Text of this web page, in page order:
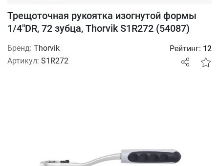
Трещоточная рукоятка изогнутой формы
1/4"DR, 72 зубца, Thorvik S1R272 (54087)
Бренд: Thorvik
Артикул: S1R272
Рейтинг: 12